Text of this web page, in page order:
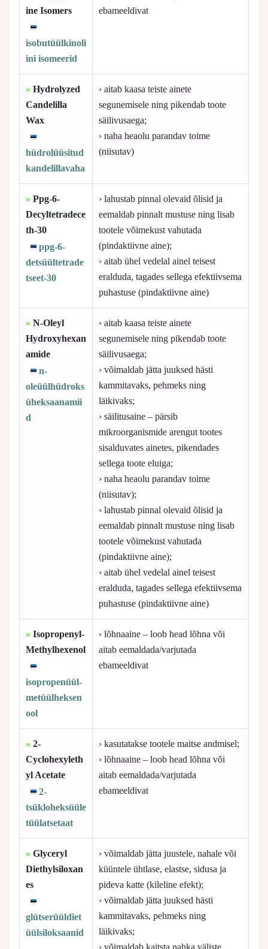
ine Isomers
isobutüülkinoli
ini isomeerid
ebameeldivat
» Hydrolyzed
Candelilla
Wax
hüdrolüüsitud
kandelillavaha
› aitab kaasa teiste ainete
segunemisele ning pikendab toote
säilivusaega;
› naha heaolu parandav toime
(niisutav)
» Ppg-6-
Decyltetradece
th-30
ppg-6-
detsüültetrade
tseet-30
› lahustab pinnal olevaid õlisid ja
eemaldab pinnalt mustuse ning lisab
tootele võimekust vahutada
(pindaktiivne aine);
› aitab ühel vedelal ainel teisest
eralduda, tagades sellega efektiivsema
puhastuse (pindaktiivne aine)
» N-Oleyl
Hydroxyhexan
amide
n-
oleüülhüdroks
üheksaanamii
d
› aitab kaasa teiste ainete
segunemisele ning pikendab toote
säilivusaega;
› võimaldab jätta juuksed hästi
kammitavaks, pehmeks ning
läikivaks;
› säilitusaine – pärsib
mikroorganismide arengut tootes
sisalduvates ainetes, pikendades
sellega toote eluiga;
› naha heaolu parandav toime
(niisutav);
› lahustab pinnal olevaid õlisid ja
eemaldab pinnalt mustuse ning lisab
tootele võimekust vahutada
(pindaktiivne aine);
› aitab ühel vedelal ainel teisest
eralduda, tagades sellega efektiivsema
puhastuse (pindaktiivne aine)
» Isopropenyl-
Methylhexenol
isopropenüül-
metüülheksen
ool
› lõhnaaine – loob head lõhna või
aitab eemaldada/varjutada
ebameeldivat
» 2-
Cyclohexyleth
yl Acetate
2-
tsükloheksüüle
tüülatsetaat
› kasutatakse tootele maitse andmisel;
› lõhnaaine – loob head lõhna või
aitab eemaldada/varjutada
ebameeldivat
» Glyceryl
Diethylsiloxan
es
glütserüüldiet
üülsiloksaanid
› võimaldab jätta juustele, nahale või
küüntele ühtlase, elastse, sidusa ja
pideva katte (kileline efekt);
› võimaldab jätta juuksed hästi
kammitavaks, pehmeks ning
läikivaks;
› võimaldab kaitsta nahka väliste